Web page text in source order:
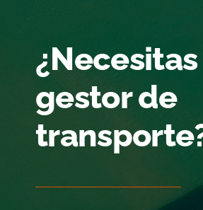
gestor de